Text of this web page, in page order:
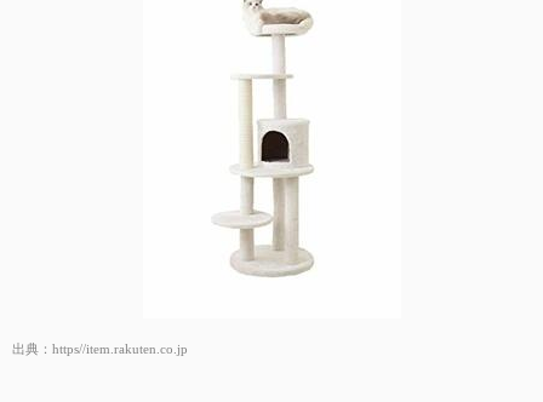
出典： https//item.rakuten.co.jp